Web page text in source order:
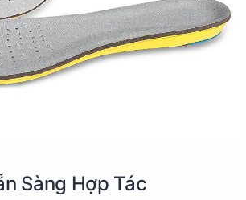
Sàng Hợp Tác